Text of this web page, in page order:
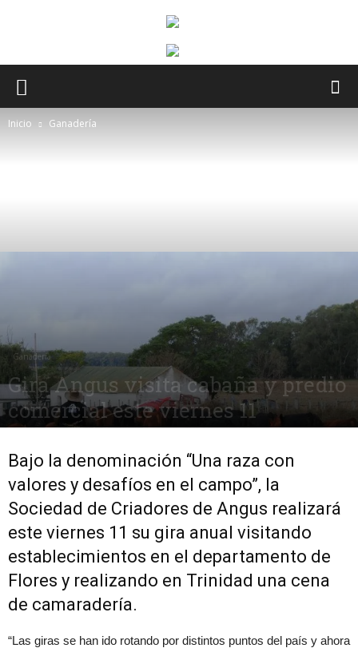
Inicio Ganadería
Ganadería
Gira Angus visita cabaña y predio
comercial este viernes 11
Bajo la denominación “Una raza con
valores y desafíos en el campo”, la
Sociedad de Criadores de Angus realizará
este viernes 11 su gira anual visitando
establecimientos en el departamento de
Flores y realizando en Trinidad una cena
de camaradería.
“Las giras se han ido rotando por distintos puntos del país y ahora